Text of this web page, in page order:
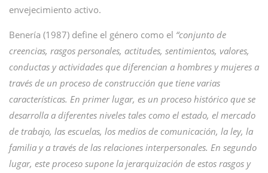
envejecimiento activo.
Benería (1987) define el género como el “conjunto de
creencias, rasgos personales, actitudes, sentimientos, valores,
conductas y actividades que diferencian a hombres y mujeres a
través de un proceso de construcción que tiene varias
características. En primer lugar, es un proceso histórico que se
desarrolla a diferentes niveles tales como el estado, el mercado
de trabajo, las escuelas, los medios de comunicación, la ley, la
familia y a través de las relaciones interpersonales. En segundo
lugar, este proceso supone la jerarquización de estos rasgos y